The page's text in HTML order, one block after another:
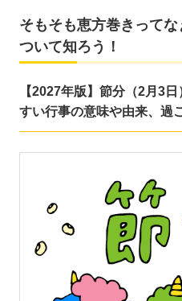
そもそも恵方巻きって
ついて知ろう！
【2027年版】節分（2月3
すい行事の意味や由来、過